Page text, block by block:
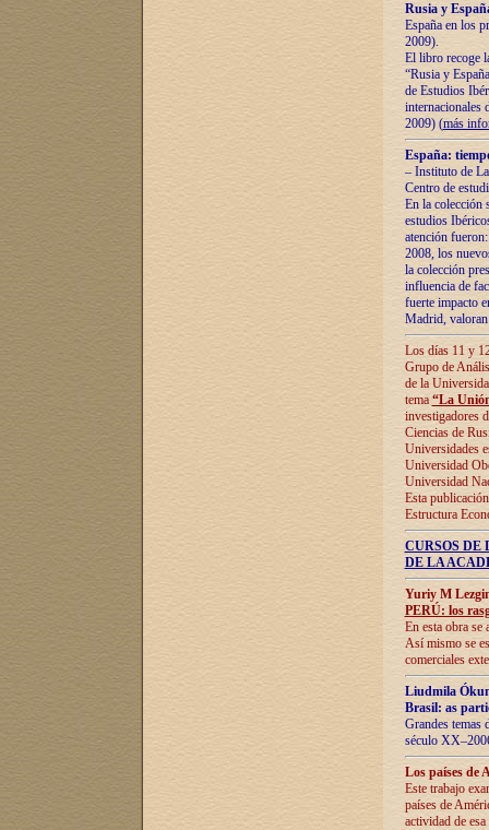
Rusia y
España en los
2009).
El libro recoge
“Rusia y
de Estudios
internacionales
2009) (más
España:
– Instituto de
Centro de
En la colección
estudios
atención
2008, los
la colección
influencia de
fuerte impacto
Madrid,
Los días 11 y
Grupo de
de la
tema “La
investigadores
Ciencias de
Universidades
Universidad
Universidad
Esta
Estructura
CURSOS
DE LA
Yuriy M
PERÚ: los
En esta obra se
Así mismo se
comerciales
Liudmila
Brasil: as
Grandes temas
século
Los países de
Este trabajo
países de
actividad de